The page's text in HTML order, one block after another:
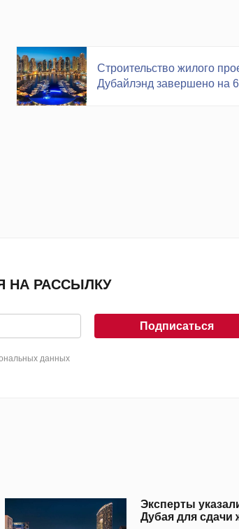
Строительство жилого
Дубайлэнд завершено на
НА РАССЫЛКУ
данных
Подписаться
Эксперты
Дубая для сдачи